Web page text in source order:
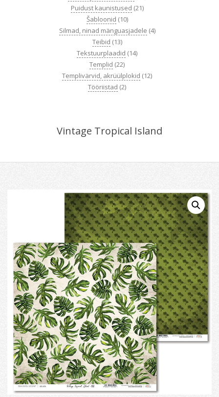
Puidust kaunistused (21)
Šabloonid (10)
Silmad, ninad mänguasjadele (4)
Teibid (13)
Tekstuurplaadid (14)
Templid (22)
Templivärvid, akrüülplokid (12)
Tööriistad (2)
Vintage Tropical Island